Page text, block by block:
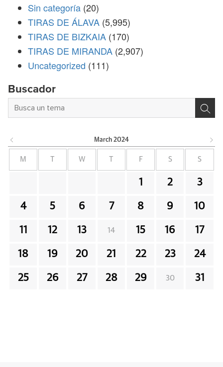
Sin categoría (20)
TIRAS DE ÁLAVA (5,995)
TIRAS DE BIZKAIA (170)
TIRAS DE MIRANDA (2,907)
Uncategorized (111)
Buscador
March 2024
M W F S S
1 2 3
4 5 6 7 8 9 10
11 12 13 14 15 16 17
18 19 20 21 22 23 24
25 26 27 28 29 30 31